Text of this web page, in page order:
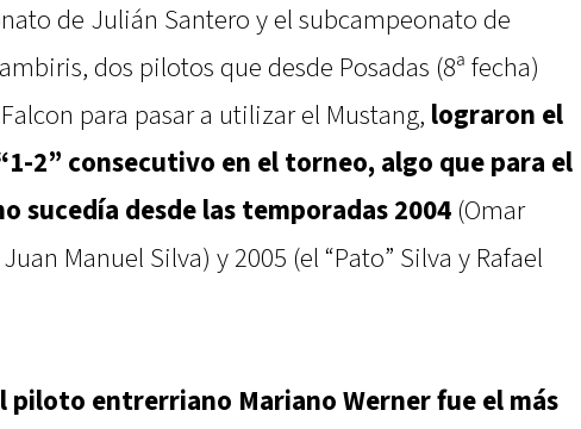
de Julián Santero y el subcampeonato de
dos pilotos que desde Posadas (8ª fecha)
para pasar a utilizar el Mustang, lograron el
2” consecutivo en el torneo, algo que para el
sucedía desde las temporadas 2004 (Omar
Manuel Silva) y 2005 (el “Pato” Silva y Rafael
piloto entrerriano Mariano Werner fue el más